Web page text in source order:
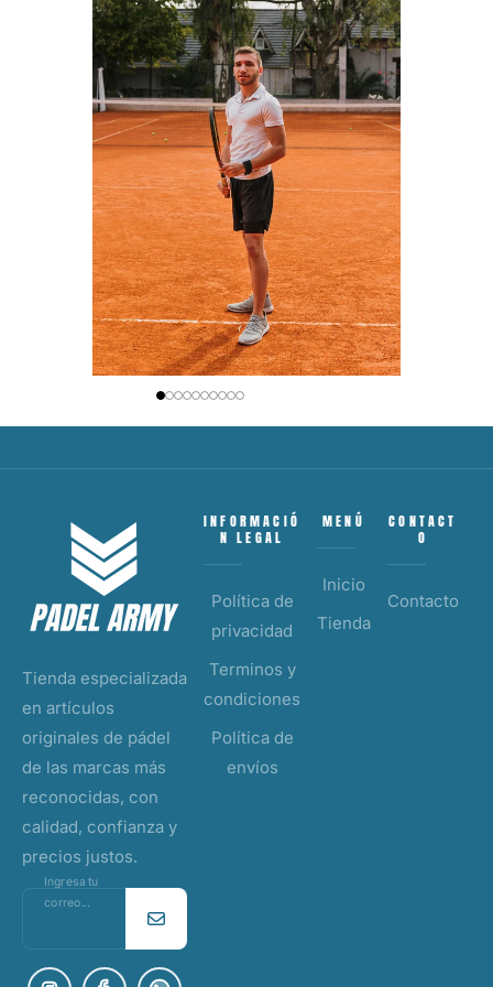
Comprar ahora
Tienda especializada
en artículos
originales de pádel
de las marcas más
reconocidas, con
calidad, confianza y
precios justos.
Ingresa tu
correo...
INFORMACIÓ
N LEGAL
Política de
privacidad
Terminos y
condiciones
Política de
envíos
MENÚ
Inicio
Tienda
CONTACT
O
Contacto